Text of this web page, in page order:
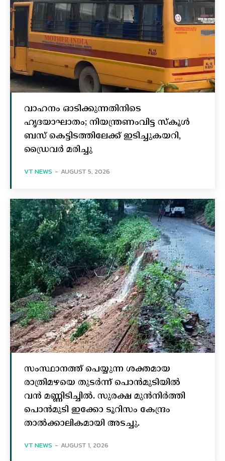
വാഹനം ഓടിക്കുന്നതിനിടെ
ഹൃദയാഘാതം; നിയന്ത്രണംവിട്ട സ്കൂൾ
ബസ് കെട്ടിടത്തിലേക്ക് ഇടിച്ചുകയറി,
ഡ്രൈവർ മരിച്ചു
VT NEWS - AUGUST 5, 2026
സംസ്ഥാനത്ത് പെയ്യുന്ന ശക്തമായ
രാത്രിമഴയെ തുടർന്ന് പൊൻമുടിയില്‍
വൻ മണ്ണിടിച്ചില്‍. സുരക്ഷ മുൻനിർത്തി
പൊൻമുടി ഇക്കോ ടൂറിസം കേന്ദ്രം
താല്‍ക്കാലികമായി അടച്ചു.
VT NEWS - AUGUST 1, 2026